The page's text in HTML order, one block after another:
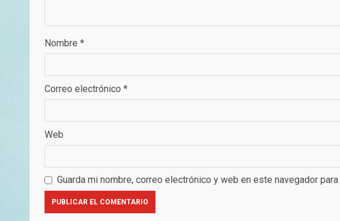
Nombre *
Correo electrónico *
Web
Guarda mi nombre, correo electrónico y web en este navegador